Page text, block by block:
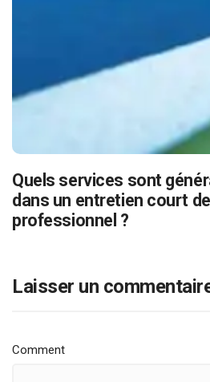
Quels services sont
dans un entretien court
professionnel ?
Laisser un
Comment